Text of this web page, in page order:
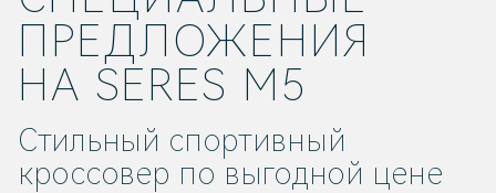
ПРЕДЛОЖЕНИЯ
НА SERES M5
Стильный спортивный
кроссовер по выгодной цене